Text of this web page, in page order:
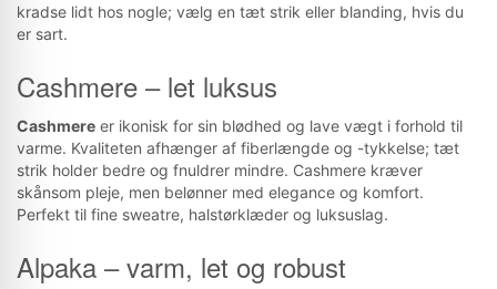
kradse lidt hos nogle; vælg en tæt strik eller blanding, hvis du
er sart.
Cashmere – let luksus
Cashmere er ikonisk for sin blødhed og lave vægt i forhold til
varme. Kvaliteten afhænger af fiberlængde og -tykkelse; tæt
strik holder bedre og fnuldrer mindre. Cashmere kræver
skånsom pleje, men belønner med elegance og komfort.
Perfekt til fine sweatre, halstørklæder og luksuslag.
Alpaka – varm, let og robust